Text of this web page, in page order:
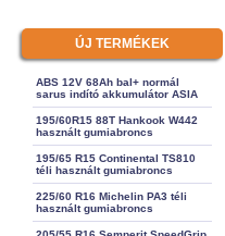
ÚJ TERMÉKEK
ABS 12V 68Ah bal+ normál
sarus indító akkumulátor ASIA
195/60R15 88T Hankook W442
használt gumiabroncs
195/65 R15 Continental TS810
téli használt gumiabroncs
225/60 R16 Michelin PA3 téli
használt gumiabroncs